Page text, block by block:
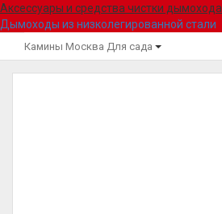
Аксессуары и средства чистки дымохода
Дымоходы из низколегированной стали
Камины Москва Для сада